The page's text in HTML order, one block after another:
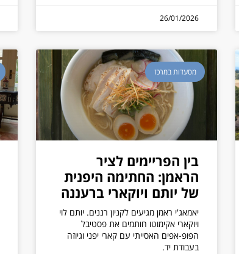
26/01/2026
מסעדות במרכז
בין הפריימים לציר
הראמן: החתימה היפנית
של יותם ויוקארי ברעננה
יאמאג'י ראמן מגיעים לקניון רננים. יותם לוי
ויוקארי אקימוטו חותמים את פסטיבל
הפופ-אפים האסייתי עם קארי יפני וגיוזה
בעבודת יד.